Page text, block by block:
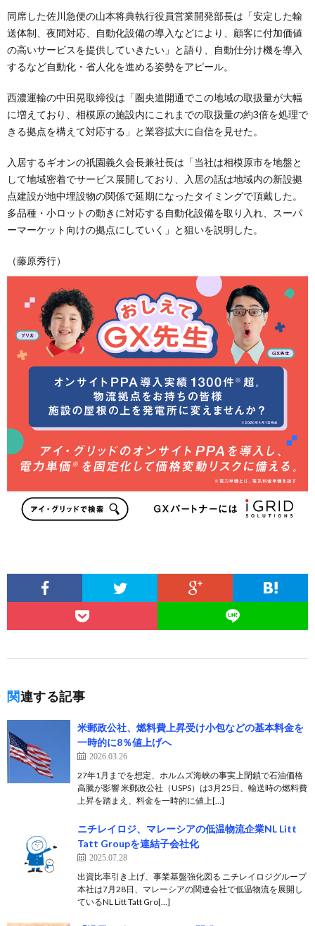
同席した佐川急便の山本将典執行役員営業開発部長は「安定した輸
送体制、夜間対応、自動化設備の導入などにより、顧客に付加価値
の高いサービスを提供していきたい」と語り、自動仕分け機を導入
するなど自動化・省人化を進める姿勢をアピール。
西濃運輸の中田晃取締役は「圏央道開通でこの地域の取扱量が大幅
に増えており、相模原の施設内にこれまでの取扱量の約3倍を処理で
きる拠点を構えて対応する」と業容拡大に自信を見せた。
入居するギオンの祇園義久会長兼社長は「当社は相模原市を地盤と
して地域密着でサービス展開しており、入居の話は地域内の新設拠
点建設が地中埋設物の関係で延期になったタイミングで頂戴した。
多品種・小ロットの動きに対応する自動化設備を取り入れ、スーパ
ーマーケット向けの拠点にしていく」と狙いを説明した。
（藤原秀行）
関連する記事
米郵政公社、燃料費上昇受け小包などの基本料金を
一時的に8％値上げへ
2026.03.26
27年1月までを想定、ホルムズ海峡の事実上閉鎖で石油価格
高騰が影響 米郵政公社（USPS）は3月25日、輸送時の燃料費
上昇を踏まえ、料金を一時的に値上[…]
ニチレイロジ、マレーシアの低温物流企業NL Litt
Tatt Groupを連結子会社化
2025.07.28
出資比率引き上げ、事業基盤強化図る ニチレイロジグループ
本社は7月28日、マレーシアの関連会社で低温物流を展開し
ているNL Litt Tatt Gro[…]